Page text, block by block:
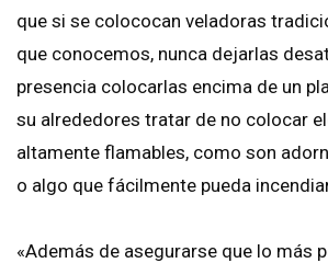
que si se colococan veladoras
que conocemos, nunca dejarlas
presencia colocarlas encima de un
su alrededores tratar de no colocar
altamente flamables, como son
o algo que fácilmente pueda
«Además de asegurarse que lo más